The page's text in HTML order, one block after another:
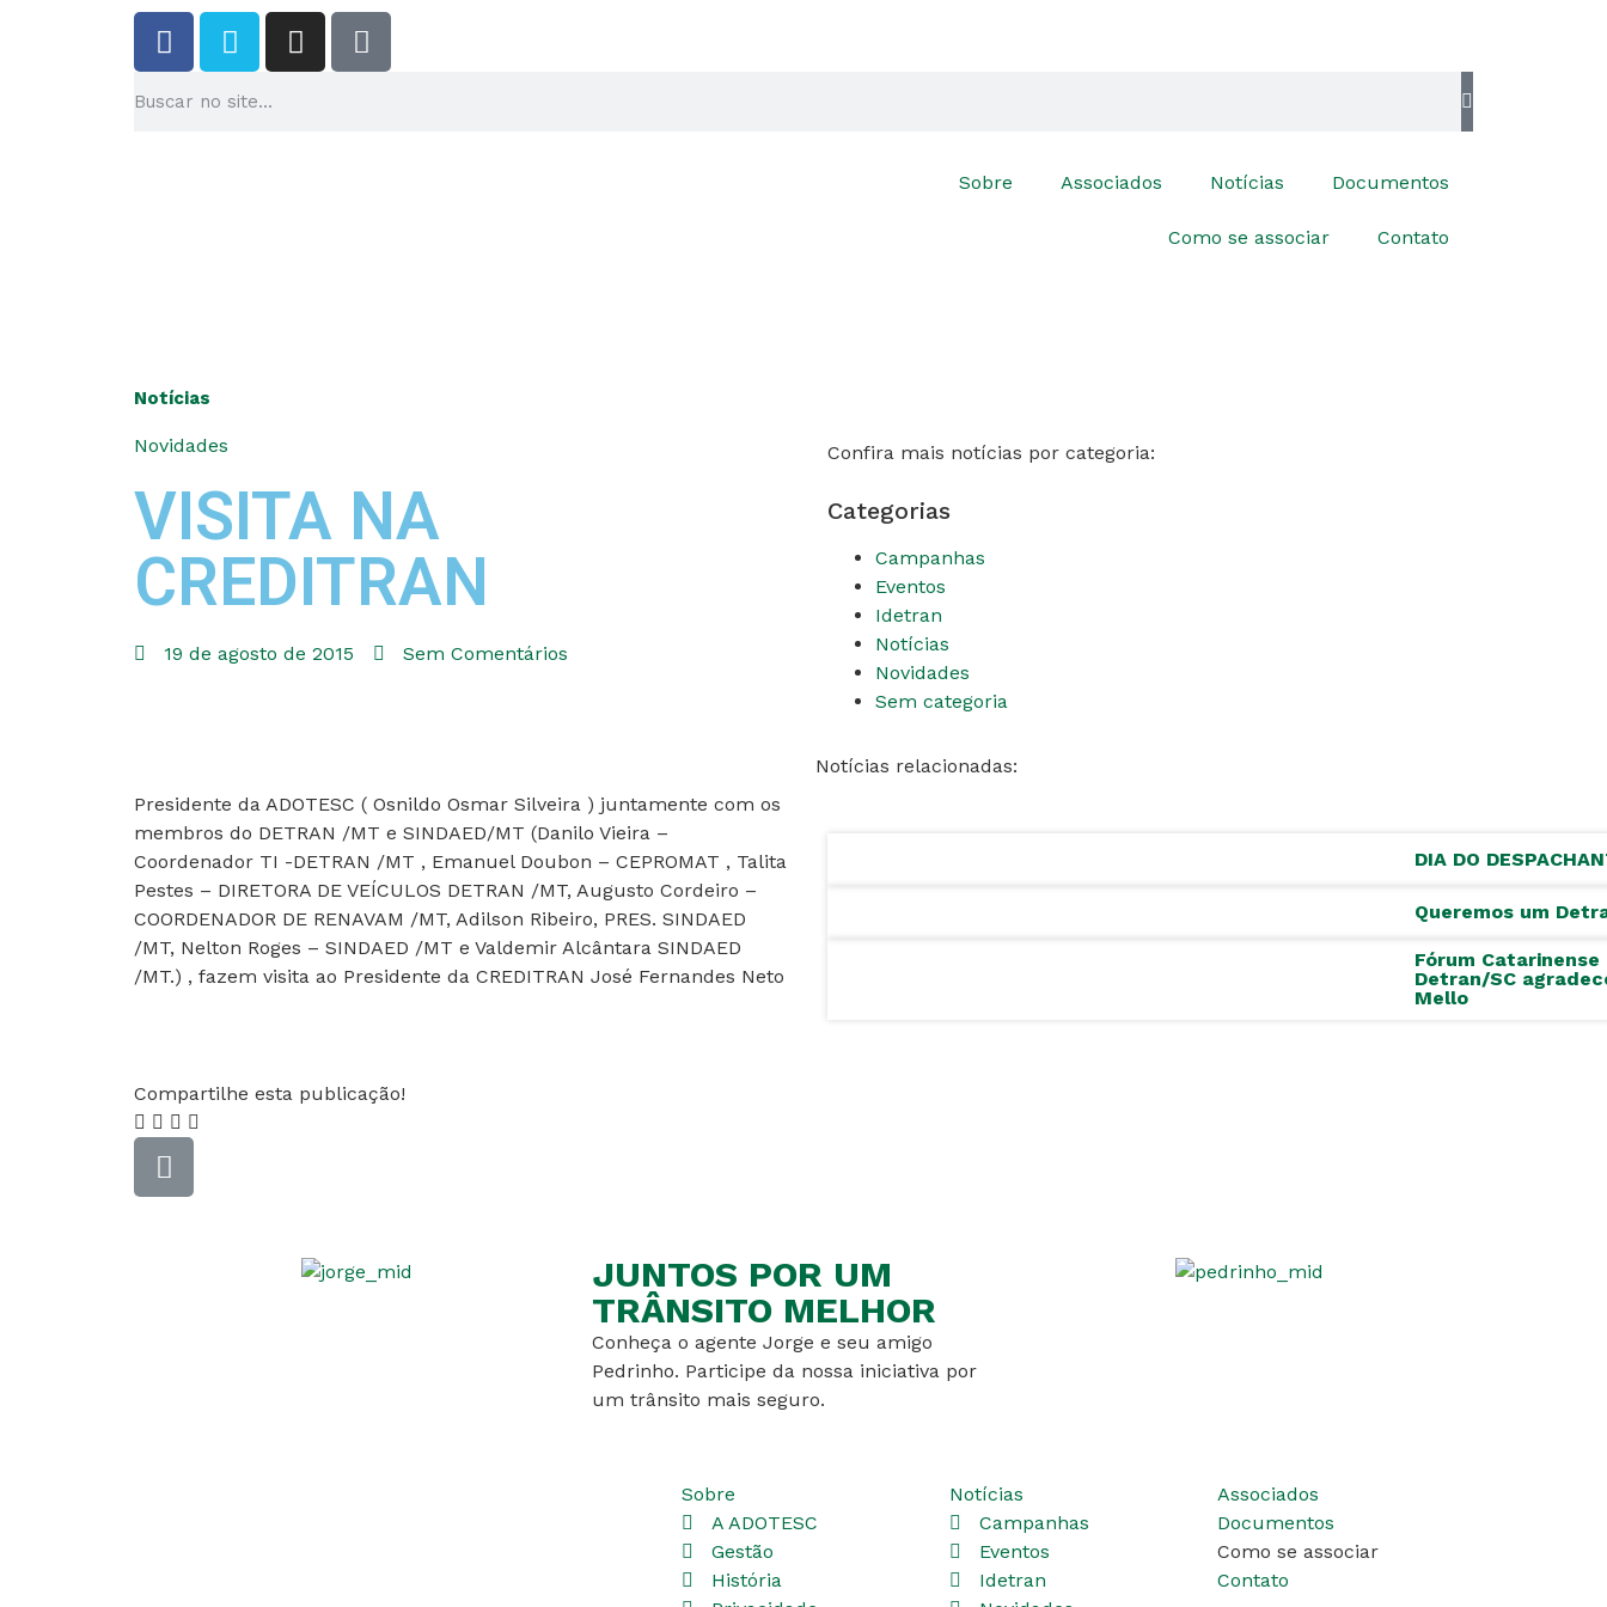
Sobre Associados Notícias Documentos
Como se associar Contato
Notícias
Novidades
VISITA NA
CREDITRAN
19 de agosto de 2015 Sem Comentários
Presidente da ADOTESC ( Osnildo Osmar Silveira ) juntamente com os
membros do DETRAN /MT e SINDAED/MT (Danilo Vieira –
Coordenador TI -DETRAN /MT , Emanuel Doubon – CEPROMAT , Talita
Pestes – DIRETORA DE VEÍCULOS DETRAN /MT, Augusto Cordeiro –
COORDENADOR DE RENAVAM /MT, Adilson Ribeiro, PRES. SINDAED
/MT, Nelton Roges – SINDAED /MT e Valdemir Alcântara SINDAED
/MT.) , fazem visita ao Presidente da CREDITRAN José Fernandes Neto
Confira mais notícias por categoria:
Categorias
Campanhas
Eventos
Idetran
Notícias
Novidades
Sem categoria
Notícias relacionadas:
DIA DO
Queremos um
Fórum
Detran/SC
Mello
Compartilhe esta publicação!
JUNTOS POR UM
TRÂNSITO MELHOR
Conheça o agente Jorge e seu amigo
Pedrinho. Participe da nossa iniciativa por
um trânsito mais seguro.
Sobre
A ADOTESC
Gestão
História
Notícias
Campanhas
Eventos
Idetran
Associados
Documentos
Como se associar
Contato